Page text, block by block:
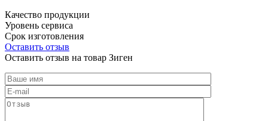
Качество продукции
Уровень сервиса
Срок изготовления
Оставить отзыв
Оставить отзыв на товар Зиген